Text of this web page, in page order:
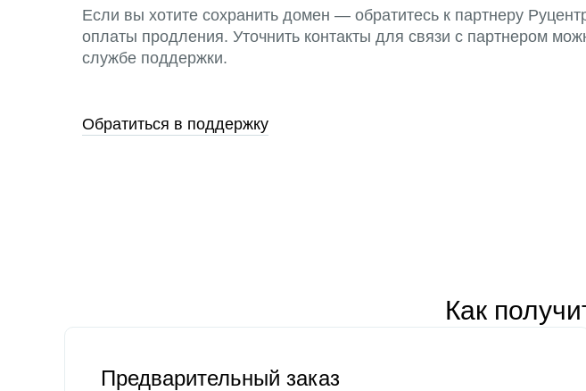
Если вы хотите сохранить домен — обратитесь к партнеру
оплаты продления. Уточнить контакты для связи с партнером
службе поддержки.
Обратиться в поддержку
Как
Предварительный заказ